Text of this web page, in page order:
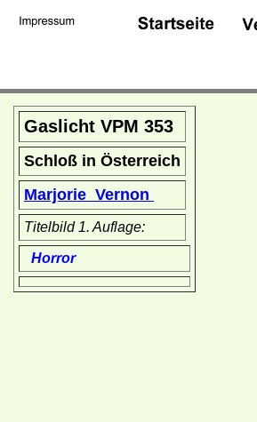
Gaslicht VPM 353
Schloß in Österreich
Marjorie Vernon
Titelbild 1. Auflage:
Horror